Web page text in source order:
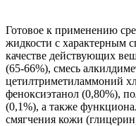
Готовое к применению
жидкости с характерным
качестве действующих
(65-66%), смесь
цетилтриметиламмоний
феноксиэтанол (0,80%),
(0,1%), а также
смягчения кожи